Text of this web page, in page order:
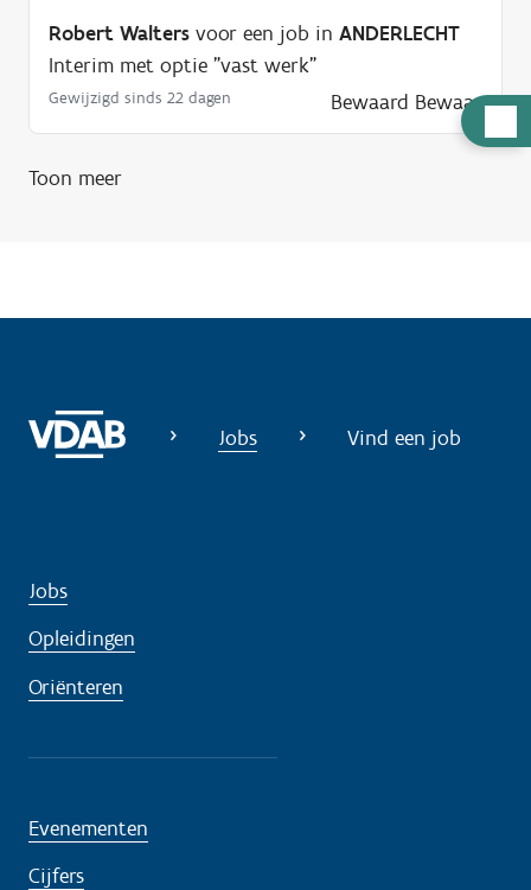
u
Robert Walters voor een job in ANDERLECHT
Interim met optie "vast werk"
Gewijzigd sinds 22 dagen Bewaard Bewaar
Toon meer
Jobs Vind een job
Jobs
Opleidingen
Oriënteren
Evenementen
Cijfers